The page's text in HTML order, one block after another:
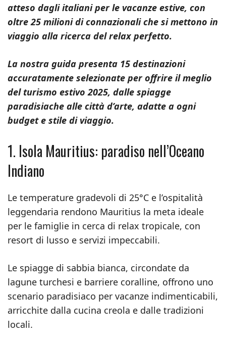
atteso dagli italiani per le vacanze estive, con
oltre 25 milioni di connazionali che si mettono in
viaggio alla ricerca del relax perfetto.
La nostra guida presenta 15 destinazioni
accuratamente selezionate per offrire il meglio
del turismo estivo 2025, dalle spiagge
paradisiache alle città d’arte, adatte a ogni
budget e stile di viaggio.
1. Isola Mauritius: paradiso nell’Oceano
Indiano
Le temperature gradevoli di 25°C e l’ospitalità
leggendaria rendono Mauritius la meta ideale
per le famiglie in cerca di relax tropicale, con
resort di lusso e servizi impeccabili.
Le spiagge di sabbia bianca, circondate da
lagune turchesi e barriere coralline, offrono uno
scenario paradisiaco per vacanze indimenticabili,
arricchite dalla cucina creola e dalle tradizioni
locali.